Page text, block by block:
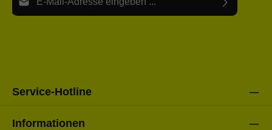
Service-Hotline
Informationen